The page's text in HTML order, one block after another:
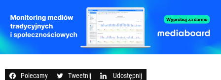
Polecamy Tweetnij
Udostępnij